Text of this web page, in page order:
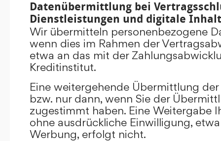
Datenübermittlung bei
Dienstleistungen und digitale
Wir übermitteln personenbezogene
wenn dies im Rahmen der
etwa an das mit der
Kreditinstitut.
Eine weitergehende Übermittlung
bzw. nur dann, wenn Sie der
zugestimmt haben. Eine Weitergabe
ohne ausdrückliche Einwilligung,
Werbung, erfolgt nicht.